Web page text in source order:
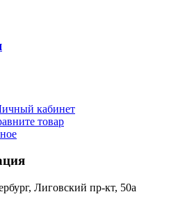
кабинет
товар
Лиговский пр-кт, 50а